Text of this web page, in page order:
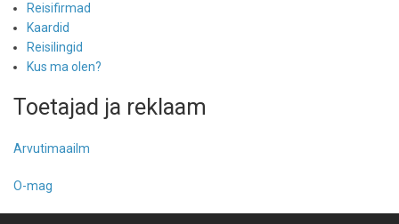
Reisifirmad
Kaardid
Reisilingid
Kus ma olen?
Toetajad ja reklaam
Arvutimaailm
O-mag